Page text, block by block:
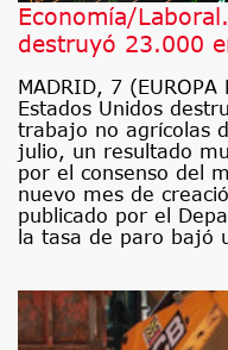
Economía/
destruyó 23.000
MADRID, 7
Estados Unidos
trabajo no agrícolas
julio, un resultado
por el consenso del
nuevo mes de
publicado por el
la tasa de paro bajó